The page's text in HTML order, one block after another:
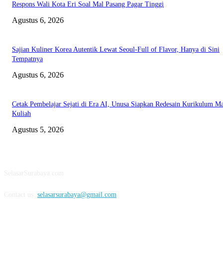
Respons Wali Kota Eri Soal Mal Pasang Pagar Tinggi
Agustus 6, 2026
Sajian Kuliner Korea Autentik Lewat Seoul-Full of Flavor, Hanya di Sini
Tempatnya
Agustus 6, 2026
Cetak Pembelajar Sejati di Era AI, Unusa Siapkan Redesain Kurikulum
Kuliah
Agustus 5, 2026
selasarsurabaya@gmail.com